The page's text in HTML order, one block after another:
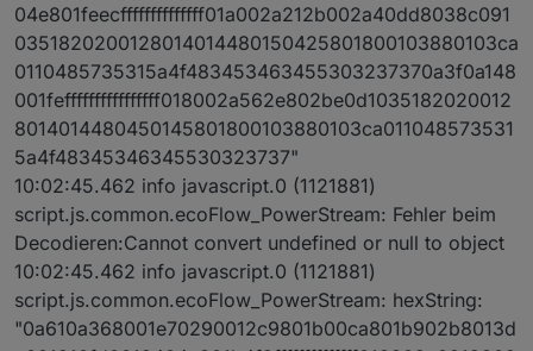
04e801feecffffffffffffff01a002a212b002a40dd8038c091
0351820200128014014480150425801800103880103ca
0110485735315a4f483453463455303237370a3f0a148
001feffffffffffffffff018002a562e802be0d1035182020012
8014014480450145801800103880103ca011048573531
5a4f48345346345530323737"
10:02:45.462 info javascript.0 (1121881)
script.js.common.ecoFlow_PowerStream: Fehler beim
Decodieren:Cannot convert undefined or null to object
10:02:45.462 info javascript.0 (1121881)
script.js.common.ecoFlow_PowerStream: hexString:
"0a610a368001e70290012c9801b00ca801b902b8013d